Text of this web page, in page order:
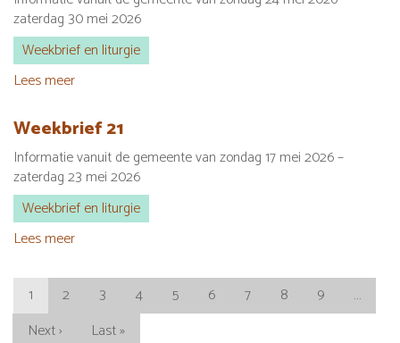
31
mei
2026
zaterdag 30 mei 2026
Weekbrief en liturgie
Lees meer
22
inclusief
liturgie
zondag
24
mei
Weekbrief 21
Informatie vanuit de gemeente van zondag 17 mei 2026 –
zaterdag 23 mei 2026
Weekbrief en liturgie
Lees meer
21
Paginering
Huidige
pagina
1 Page
2 Page
3 Page
4 Page
5 Page
6 Page
7 Page
8 Page
9
…
Volgende
Next ›
Laatste
Last »